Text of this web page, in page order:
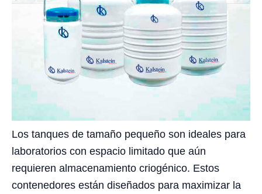
Los tanques de tamaño pequeño son ideales para
laboratorios con espacio limitado que aún
requieren almacenamiento criogénico. Estos
contenedores están diseñados para maximizar la